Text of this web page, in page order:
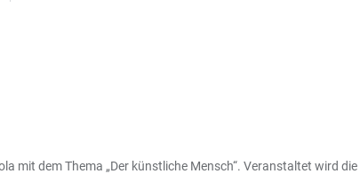
dem Thema „Der künstliche Mensch“. Veranstaltet wird